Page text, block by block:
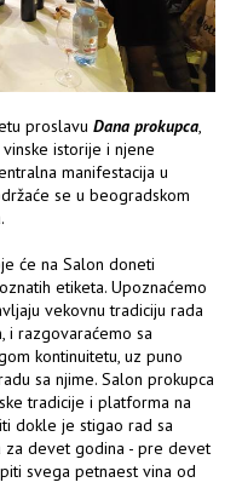
proslavuDana prokupca,
istorije i njene
manifestacija u
se u beogradskom
će na Salon doneti
etiketa. Upoznaćemo
vekovnu tradiciju rada
i razgovaraćemo sa
kontinuitetu, uz puno
sa njime. Salon prokupca
tradicije i platforma na
dokle je stigao rad sa
devet godina - pre devet
svega petnaest vina od